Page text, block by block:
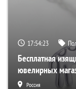
17:54:22
Бесплатная
ювелирных
Россия